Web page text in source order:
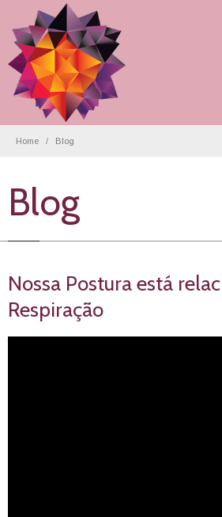
Home Blog
Blog
Nossa Postura está
Respiração